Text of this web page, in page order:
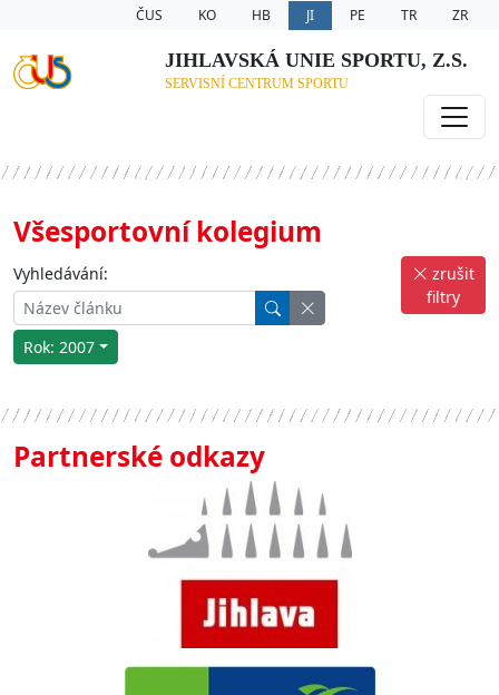
ČUS KO HB JI PE TR ZR
JIHLAVSKÁ UNIE SPORTU, Z.S.
SERVISNÍ CENTRUM SPORTU
Všesportovní kolegium
Vyhledávání:
Rok: 2007
zrušit
filtry
Partnerské odkazy